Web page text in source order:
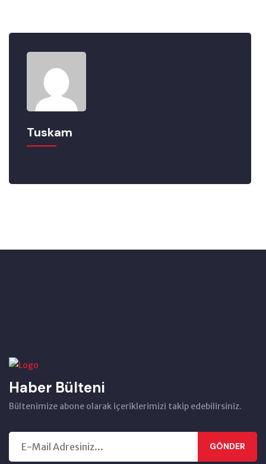
Tuskam
Haber Bülteni
Bültenimize abone olarak içeriklerimizi takip edebilirsiniz.
GÖNDER